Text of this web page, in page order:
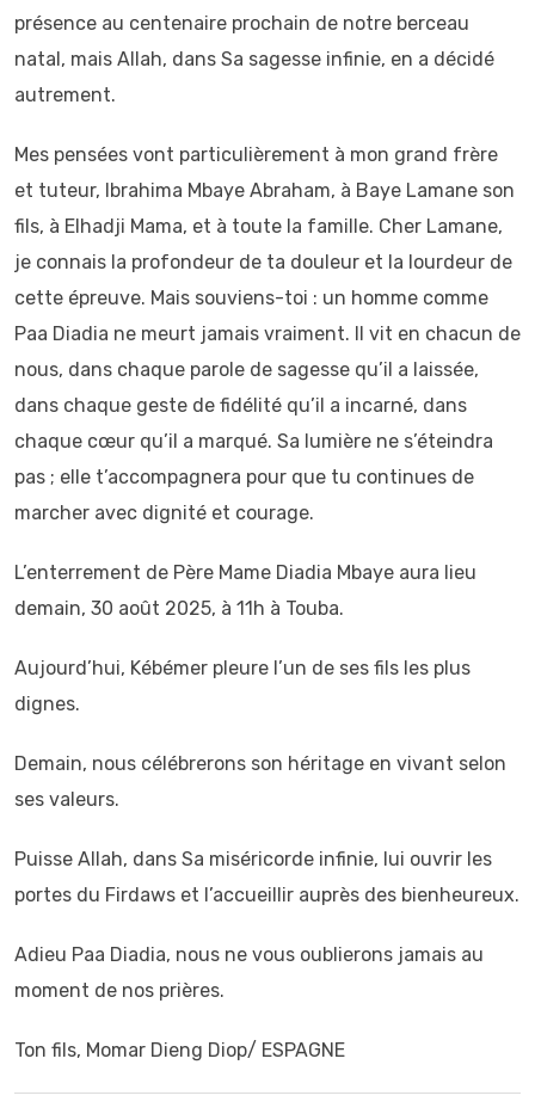
présence au centenaire prochain de notre berceau
natal, mais Allah, dans Sa sagesse infinie, en a décidé
autrement.
Mes pensées vont particulièrement à mon grand frère
et tuteur, Ibrahima Mbaye Abraham, à Baye Lamane son
fils, à Elhadji Mama, et à toute la famille. Cher Lamane,
je connais la profondeur de ta douleur et la lourdeur de
cette épreuve. Mais souviens-toi : un homme comme
Paa Diadia ne meurt jamais vraiment. Il vit en chacun de
nous, dans chaque parole de sagesse qu’il a laissée,
dans chaque geste de fidélité qu’il a incarné, dans
chaque cœur qu’il a marqué. Sa lumière ne s’éteindra
pas ; elle t’accompagnera pour que tu continues de
marcher avec dignité et courage.
L’enterrement de Père Mame Diadia Mbaye aura lieu
demain, 30 août 2025, à 11h à Touba.
Aujourd’hui, Kébémer pleure l’un de ses fils les plus
dignes.
Demain, nous célébrerons son héritage en vivant selon
ses valeurs.
Puisse Allah, dans Sa miséricorde infinie, lui ouvrir les
portes du Firdaws et l’accueillir auprès des bienheureux.
Adieu Paa Diadia, nous ne vous oublierons jamais au
moment de nos prières.
Ton fils, Momar Dieng Diop/ ESPAGNE